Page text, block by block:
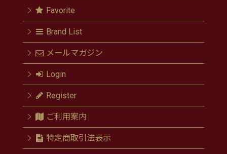
Favorite
Brand List
メールマガジン
Login
Register
ご利用案内
特定商取引法表示